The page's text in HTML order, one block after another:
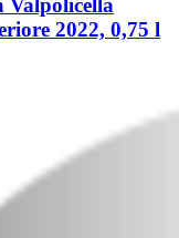
Valpolicella
2022, 0,75 l